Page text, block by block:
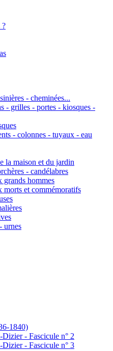
?
- cheminées...
- grilles - portes - kiosques -
- colonnes - tuyaux - eau
la maison et du jardin
- candélabres
grands hommes
morts et commémoratifs
urnes
1840)
- Fascicule n° 2
- Fascicule n° 3